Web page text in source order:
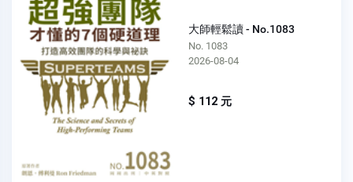
大師輕鬆讀 - No.1083
No. 1083
2026-08-04
$ 112 元